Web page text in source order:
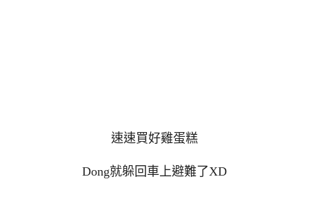
速速買好雞蛋糕
Dong就躲回車上避難了XD